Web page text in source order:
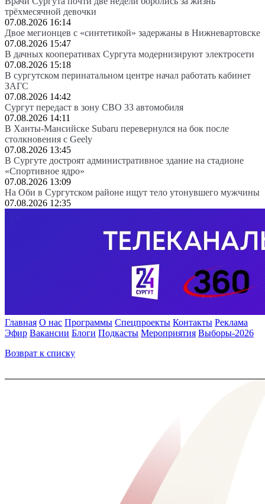
трёхмесячной девочки
07.08.2026 16:14
Двое мегионцев с «синтетикой» задержаны в Нижневартовске
07.08.2026 15:47
В дачных кооперативах Сургута модернизируют электросети
07.08.2026 15:18
В сургутском перинатальном центре начал работать кабинет
ЗАГС
07.08.2026 14:42
Сургут передаст в зону СВО 33 автомобиля
07.08.2026 14:11
В Ханты-Мансийске Subaru перевернулся на бок после
столкновения с Geely
07.08.2026 13:45
В Сургуте достроят административное здание на стадионе
«Спортивное ядро»
07.08.2026 13:09
На Оби в Сургутском районе ищут тело утонувшего мужчины
07.08.2026 12:35
Главная О нас Программы Спецпроекты Контакты Реклама
Эфир Вакансии Блоги Подкасты Мероприятия Выборы-2026
Возврат к списку